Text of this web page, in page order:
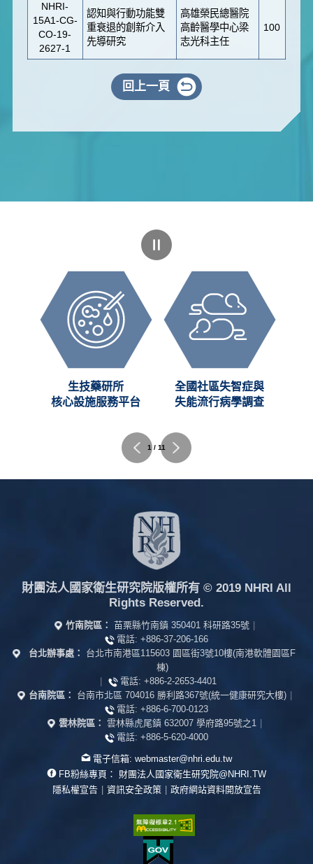
NHRI-
15A1-CG-
CO-19-
2627-1
認知與行動功能雙
重衰退的創新介入
先導研究
高雄榮民總醫院
高齡醫學中心梁
志光科主任
100
回上一頁
生技藥研所
核心設施服務平台
全國社區失智症與
失能流行病學調查
2 / 11
財團法人國家衛生研究院版權所有 © 2019 NHRI All
Rights Reserved.
竹南院區： 苗栗縣竹南鎮 350401 科研路35號 |
電話: +886-37-206-166
台北辦事處：
台北市南港區115603 園區街3號10樓(南港軟體園區F
棟)
|
電話: +886-2-2653-4401
台南院區：
台南市北區 704016 勝利路367號(統一健康研究大樓) |
電話: +886-6-700-0123
雲林院區： 雲林縣虎尾鎮 632007 學府路95號之1 |
電話: +886-5-620-4000
電子信箱: webmaster@nhri.edu.tw
FB粉絲專頁：
財團法人國家衛生研究院@NHRI.TW
隱私權宣告 | 資訊安全政策 | 政府網站資料開放宣告